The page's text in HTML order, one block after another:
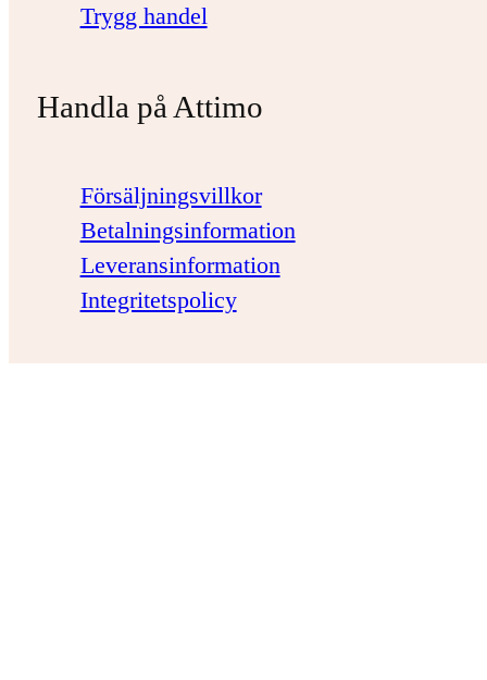
Trygg handel
Handla på Attimo
Försäljningsvillkor
Betalningsinformation
Leveransinformation
Integritetspolicy